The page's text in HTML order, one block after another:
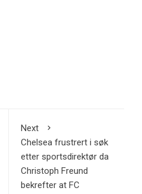
Next
Chelsea frustrert i søk
etter sportsdirektør da
Christoph Freund
bekrefter at FC